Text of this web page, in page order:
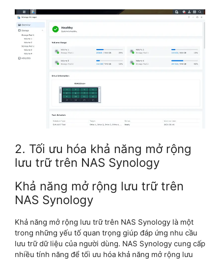
2. Tối ưu hóa khả năng mở rộng
lưu trữ trên NAS Synology
Khả năng mở rộng lưu trữ trên
NAS Synology
Khả năng mở rộng lưu trữ trên NAS Synology là một
trong những yếu tố quan trọng giúp đáp ứng nhu cầu
lưu trữ dữ liệu của người dùng. NAS Synology cung cấp
nhiều tính năng để tối ưu hóa khả năng mở rộng lưu